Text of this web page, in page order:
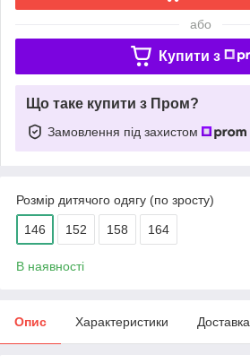
або
Купити з
Що таке купити з Пром?
Замовлення під захистом
Розмір дитячого одягу (по зросту)
146 152 158 164
В наявності
Опис Характеристики Доставка